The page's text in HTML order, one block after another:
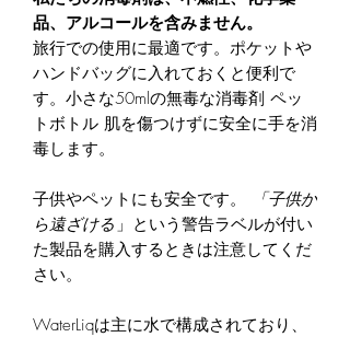
品、アルコールを含みません。
旅行での使用に最適です。ポケットや
ハンドバッグに入れておくと便利で
す。小さな50mlの無毒な消毒剤 ペッ
トボトル 肌を傷つけずに安全に手を消
毒します。
子供やペットにも安全です。
「子供か
ら遠ざける 」という警告ラベルが付い
た製品を購入するときは注意してくだ
さい。
WaterLiqは主に水で構成されており、